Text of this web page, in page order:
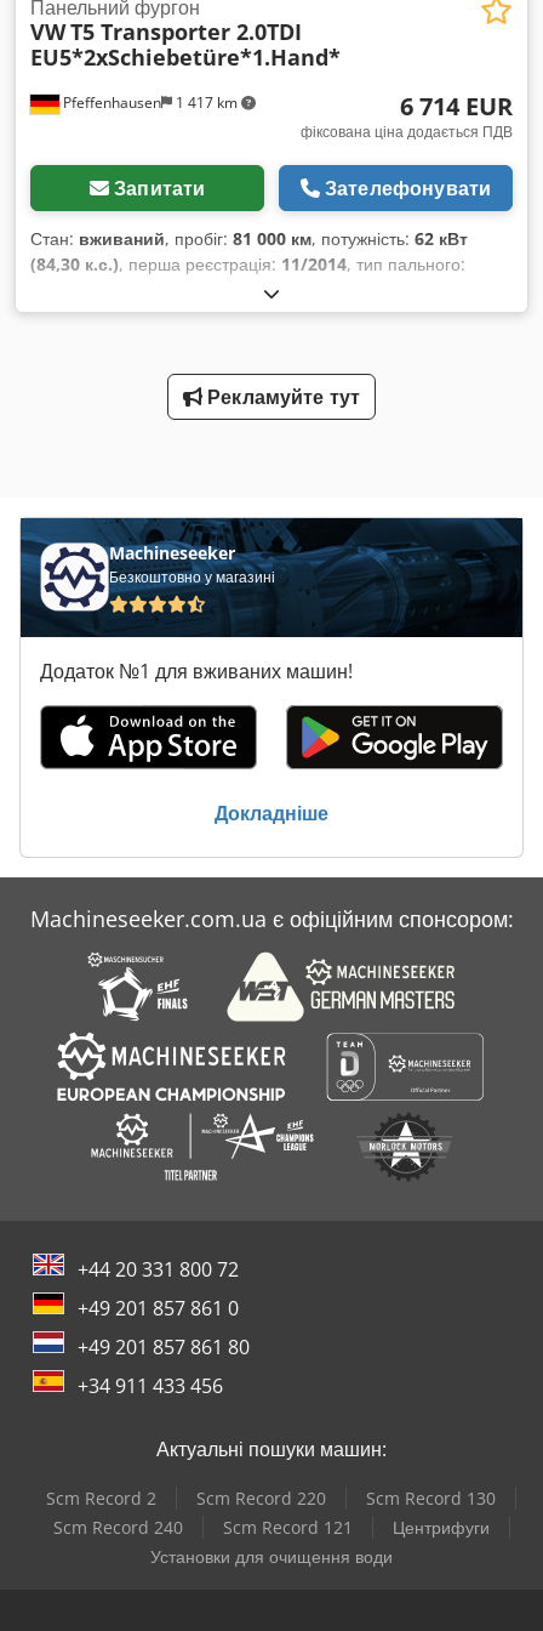
Pfeffenhausen 1 417 km
Панельний фургон
VWT5 Transporter 2.0TDI
EU5*2xSchiebetüre*1.Hand*
6 714 EUR
фіксована ціна додається ПДВ
Запитати Зателефонувати
Стан: вживаний, пробіг: 81 000 км, потужність: 62 кВт
(84,30 к.с.), перша реєстрація: 11/2014, тип пального:
2 800 кг
передачі:механічний, клас викидів:Євро 5, кількість місць:
Рекламуйте тут
Machineseeker
Безкоштовно у магазині
Додаток №1 для вживаних машин!
Докладніше
Machineseeker.com.ua є офіційним спонсором:
+44 20 331 800 72
+49 201 857 861 0
+49 201 857 861 80
+34 911 433 456
Актуальні пошуки машин:
Scm Record 2 Scm Record 220
Scm Record 130
Scm Record 240
Scm Record 121
Центрифуги
Установки для очищення води